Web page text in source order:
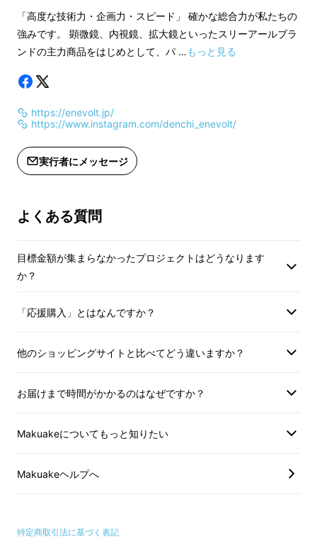
あなたがお持ちの乾電池/充電池でスマホが充
す。
す。
「高度な技術力・企画力・スピード」 確かな総合力が私たちの
強みです。 顕微鏡、内視鏡、拡大鏡といったスリーアールブラ
ンドの主力商品をはじめとして、パ …もっと見る
https://enevolt.jp/
https://www.instagram.com/denchi_enevolt/
実行者にメッセージ
よくある質問
目標金額が集まらなかったプロジェクトはどうなります
か？
「応援購入」とはなんですか？
他のショッピングサイトと比べてどう違いますか？
お届けまで時間がかかるのはなぜですか？
Makuakeについてもっと知りたい
Makuakeヘルプへ
特定商取引法に基づく表記